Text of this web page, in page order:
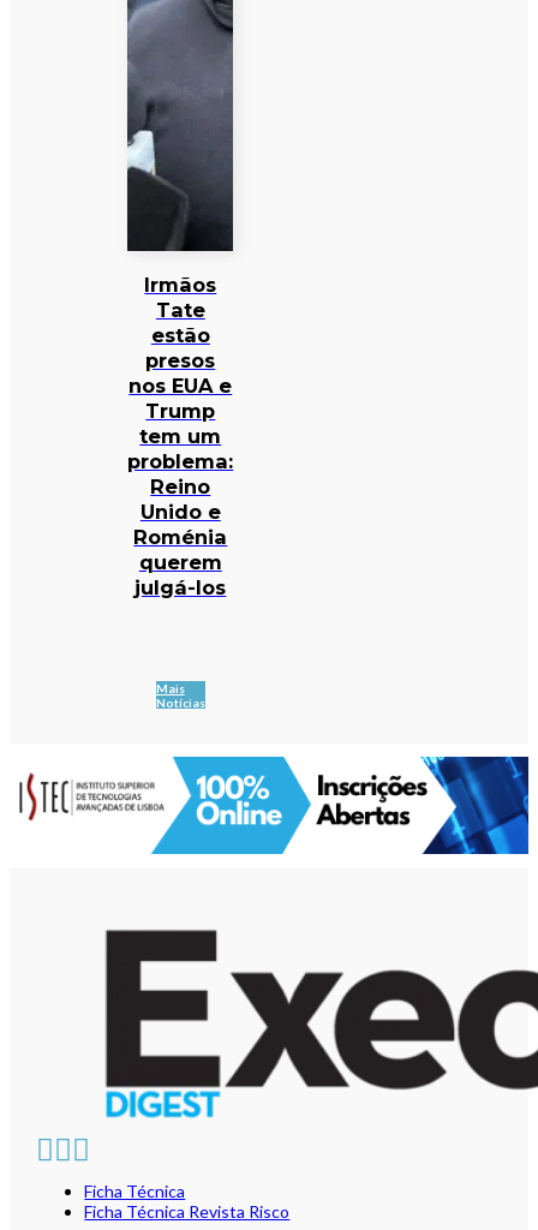
Irmãos
Tate
estão
presos
nos EUA e
Trump
tem um
problema:
Reino
Unido e
Roménia
querem
julgá-los
Mais
Notícias
Ficha Técnica
Ficha Técnica Revista Risco